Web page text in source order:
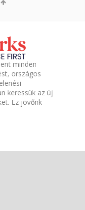
minden
országos
keressük az új
Ez jövőnk